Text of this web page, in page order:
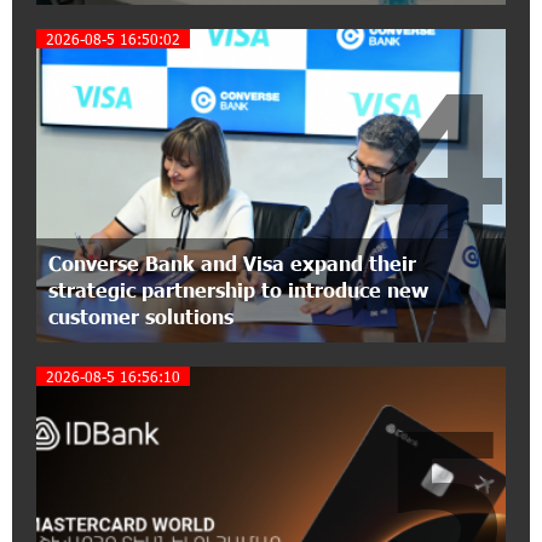
Three-day Financial Literacy Course at the FAST
Foundation’s AI Camp: Idram&IDBank
15:30:10 2-07-2026
Coffee, a Break, and Up to 10% idcoin with
Idram&IDBank
12:40:36 2-07-2026
Ucom Introduces the New uMix 5000 Regional
Package: 3 Services for Just AMD 5,000 per
Month
"Monaco glamour, Vegas energy, Macau prestige
- yet uniquely Armenian." Artak Tovmasyan on
how Seven Visions is redefining world-class hospitality
Travel Without Borders: Ucom Introduces New
2026-08-5 16:50:02
Converse Bank and Visa expand their
strategic partnership to introduce new
customer solutions
4
2026-08-5 16:56:10